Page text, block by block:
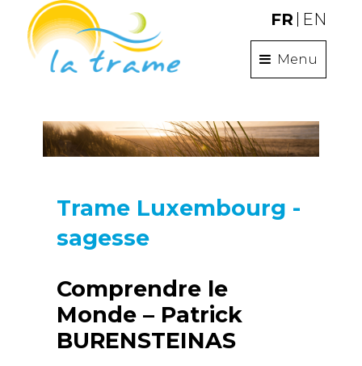
FR EN
Menu
Trame Luxembourg -
sagesse
Comprendre le
Monde – Patrick
BURENSTEINAS